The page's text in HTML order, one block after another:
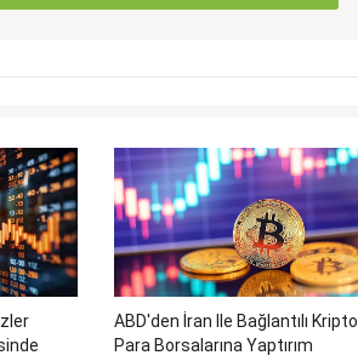
ABD'den İran Ile Bağlantılı Kripto
Para Borsalarına Yaptırım